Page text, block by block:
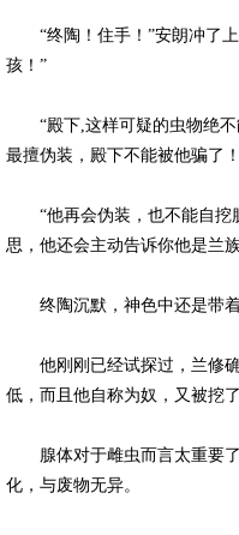
“终陶！住手！”安朗冲了上
孩！”
“殿下,这样可疑的虫物绝不
最擅伪装，殿下不能被他骗了
“他再会伪装，也不能自挖
思，他还会主动告诉你他是兰
终陶沉默，神色中还是带着
他刚刚已经试探过，兰修确
低，而且他自称为奴，又被挖
腺体对于雌虫而言太重要了
化，与废物无异。